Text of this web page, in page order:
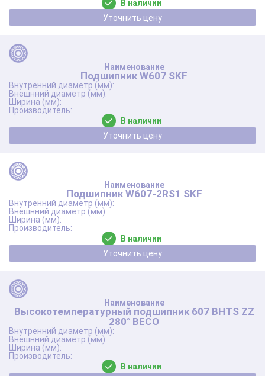
В наличии
Уточнить цену
Подшипник W607 SKF
В наличии
Уточнить цену
Подшипник W607-2RS1 SKF
В наличии
Уточнить цену
Высокотемпературный подшипник 607 BHTS ZZ
280° BECO
В наличии